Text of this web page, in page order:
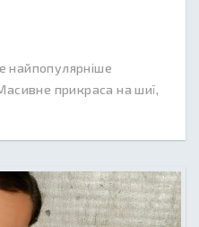
найпопулярніше
прикраса на шиї,